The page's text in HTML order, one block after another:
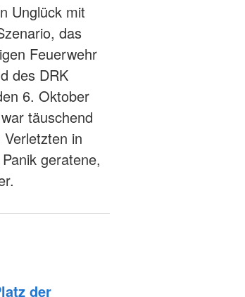
Unglück mit
das
Feuerwehr
des DRK
6. Oktober
täuschend
in
geratene,
der